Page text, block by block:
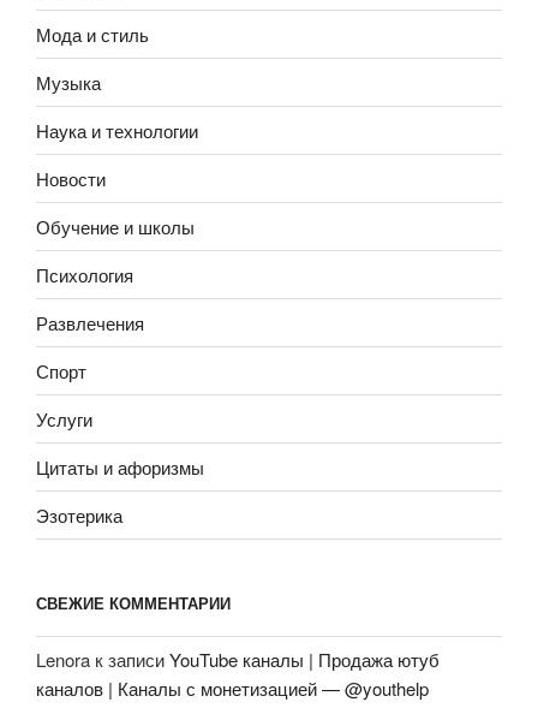
Мода и стиль
Музыка
Наука и технологии
Новости
Обучение и школы
Психология
Развлечения
Спорт
Услуги
Цитаты и афоризмы
Эзотерика
СВЕЖИЕ КОММЕНТАРИИ
Lenora к записиYouTube каналы | Продажа ютуб
каналов | Каналы с монетизацией — @youthelp